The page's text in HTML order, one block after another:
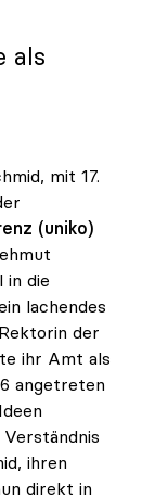
als
mit 17.
(uniko)
in die
lachendes
der
ihr Amt als
angetreten
ihren
direkt in